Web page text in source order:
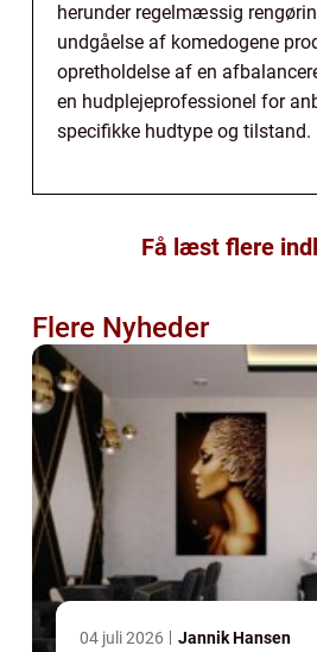
herunder regelmæssig
undgåelse af komedogene
opretholdelse af en
en hudplejeprofessionel for
specifikke hudtype og tilstand.
Få læst flere
Flere Nyheder
04 juli 2026 Jannik Hansen